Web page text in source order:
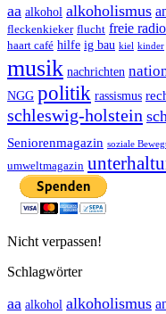
aa alkohol alkoholismus
fleckenkieker flucht freie
haart café hilfe ig bau kiel kinder
musik nachrichten
NGG politik rassismus
schleswig-holstein
Seniorenmagazin soziale
umweltmagazin
Nicht verpassen!
Schlagwörter
aa alkohol alkoholismus